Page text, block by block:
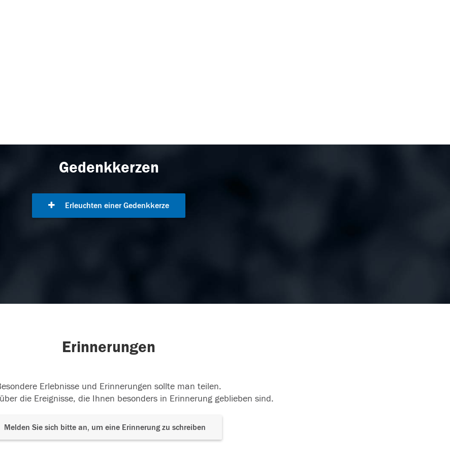
Gedenkkerzen
Erleuchten einer Gedenkkerze
Erinnerungen
Erlebnisse und Erinnerungen sollte man teilen.
die Ereignisse, die Ihnen besonders in Erinnerung geblieben sind.
Melden Sie sich bitte an, um eine Erinnerung zu schreiben